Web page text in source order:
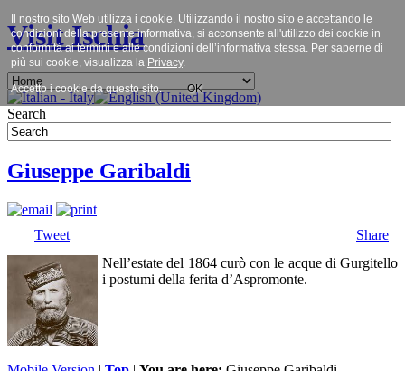
Visit Ischia
Search
Giuseppe Garibaldi
Tweet
Share
Nell’estate del 1864 curò con le acque di Gurgitello
i postumi della ferita d’Aspromonte.
Il nostro sito Web utilizza i cookie. Utilizzando il nostro sito e accettando le
condizioni della presente informativa, si acconsente all'utilizzo dei cookie in
conformità ai termini e alle condizioni dell’informativa stessa. Per saperne di
più sui cookie, visualizza la Privacy.
Accetto i cookie da questo sito. OK